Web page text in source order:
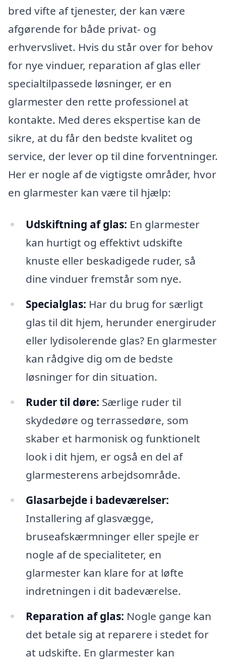
bred vifte af tjenester, der kan være
afgørende for både privat- og
erhvervslivet. Hvis du står over for behov
for nye vinduer, reparation af glas eller
specialtilpassede løsninger, er en
glarmester den rette professionel at
kontakte. Med deres ekspertise kan de
sikre, at du får den bedste kvalitet og
service, der lever op til dine forventninger.
Her er nogle af de vigtigste områder, hvor
en glarmester kan være til hjælp:
Udskiftning af glas: En glarmester
kan hurtigt og effektivt udskifte
knuste eller beskadigede ruder, så
dine vinduer fremstår som nye.
Specialglas: Har du brug for særligt
glas til dit hjem, herunder energiruder
eller lydisolerende glas? En glarmester
kan rådgive dig om de bedste
løsninger for din situation.
Ruder til døre: Særlige ruder til
skydedøre og terrassedøre, som
skaber et harmonisk og funktionelt
look i dit hjem, er også en del af
glarmesterens arbejdsområde.
Glasarbejde i badeværelser:
Installering af glasvægge,
bruseafskærmninger eller spejle er
nogle af de specialiteter, en
glarmester kan klare for at løfte
indretningen i dit badeværelse.
Reparation af glas: Nogle gange kan
det betale sig at reparere i stedet for
at udskifte. En glarmester kan